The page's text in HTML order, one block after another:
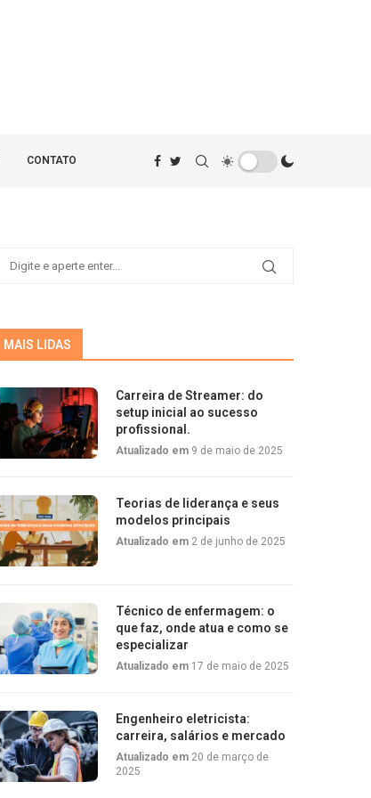
CONTATO
MAIS LIDAS
Carreira de Streamer: do
setup inicial ao sucesso
profissional.
Atualizado em 9 de maio de 2025
Teorias de liderança e seus
modelos principais
Atualizado em 2 de junho de 2025
Técnico de enfermagem: o
que faz, onde atua e como se
especializar
Atualizado em 17 de maio de 2025
Engenheiro eletricista:
carreira, salários e mercado
Atualizado em 20 de março de
2025